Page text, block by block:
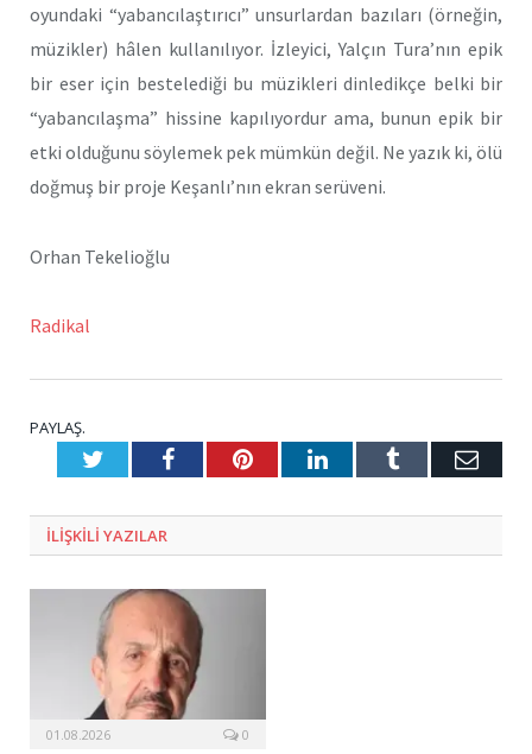
oyundaki “yabancılaştırıcı” unsurlardan bazıları (örneğin,
müzikler) hâlen kullanılıyor. İzleyici, Yalçın Tura’nın epik
bir eser için bestelediği bu müzikleri dinledikçe belki bir
“yabancılaşma” hissine kapılıyordur ama, bunun epik bir
etki olduğunu söylemek pek mümkün değil. Ne yazık ki, ölü
doğmuş bir proje Keşanlı’nın ekran serüveni.
Orhan Tekelioğlu
Radikal
PAYLAŞ.
TwitterFacebookPinterestLinkedInTumblr E-
ILIŞKILI YAZILAR
01.08.2026 0